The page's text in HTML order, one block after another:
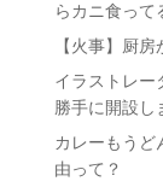
らカニ食って
【火事】厨
イラストレー
勝手に開設し
カレーもうど
由って？